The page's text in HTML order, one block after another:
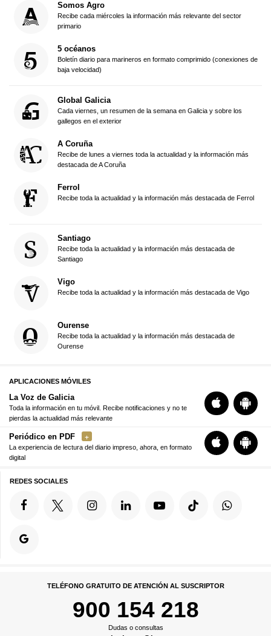
Somos Agro
Recibe cada miércoles la información más relevante del sector
primario
5 océanos
Boletín diario para marineros en formato comprimido (conexiones de
baja velocidad)
Global Galicia
Cada viernes, un resumen de la semana en Galicia y sobre los
gallegos en el exterior
A Coruña
Recibe de lunes a viernes toda la actualidad y la información más
destacada de A Coruña
Ferrol
Recibe toda la actualidad y la información más destacada de Ferrol
Santiago
Recibe toda la actualidad y la información más destacada de
Santiago
Vigo
Recibe toda la actualidad y la información más destacada de Vigo
Ourense
Recibe toda la actualidad y la información más destacada de
Ourense
APLICACIONES MÓVILES
La Voz de Galicia
Toda la información en tu móvil. Recibe notificaciones y no te
pierdas la actualidad más relevante
Periódico en PDF
La experiencia de lectura del diario impreso, ahora, en formato
digital
REDES SOCIALES
TELÉFONO GRATUITO DE ATENCIÓN AL SUSCRIPTOR
900 154 218
Dudas o consultas